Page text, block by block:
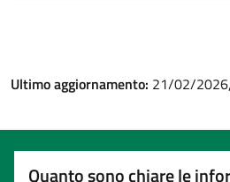
Ultimo aggiornamento: 21/02/
Quanto sono chiare le